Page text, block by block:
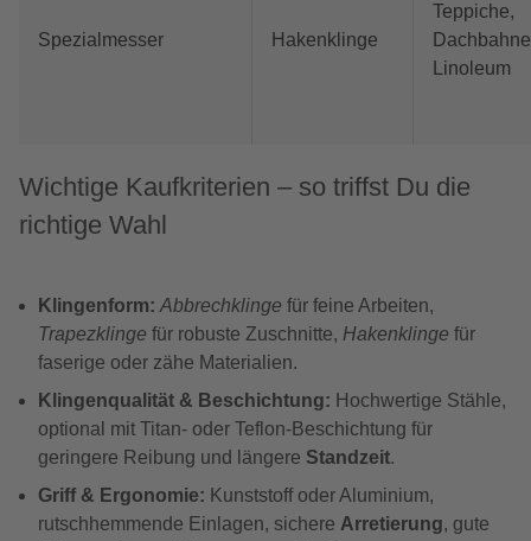
Spezialmesser Hakenklinge
Teppiche,
Linoleum
Wichtige Kaufkriterien – so triffst Du die
richtige Wahl
Klingenform: Abbrechklinge für feine Arbeiten,
Trapezklinge für robuste Zuschnitte, Hakenklinge für
faserige oder zähe Materialien.
Klingenqualität & Beschichtung: Hochwertige Stähle,
optional mit Titan- oder Teflon-Beschichtung für
geringere Reibung und längere Standzeit.
Griff & Ergonomie: Kunststoff oder Aluminium,
rutschhemmende Einlagen, sichere Arretierung, gute